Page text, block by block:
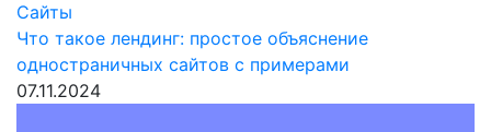
Сайты
Что такое лендинг: простое объяснение
одностраничных сайтов с примерами
07.11.2024